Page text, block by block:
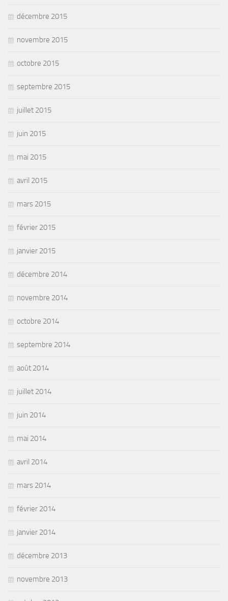
décembre 2015
novembre 2015
octobre 2015
septembre 2015
juillet 2015
juin 2015
mai 2015
avril 2015
mars 2015
février 2015
janvier 2015
décembre 2014
novembre 2014
octobre 2014
septembre 2014
août 2014
juillet 2014
juin 2014
mai 2014
avril 2014
mars 2014
février 2014
janvier 2014
décembre 2013
novembre 2013